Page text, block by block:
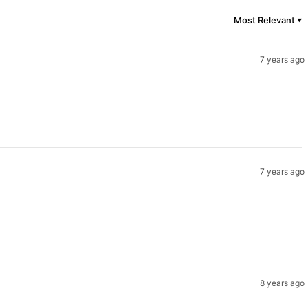
Most Relevant ▼
7 years ago
7 years ago
8 years ago